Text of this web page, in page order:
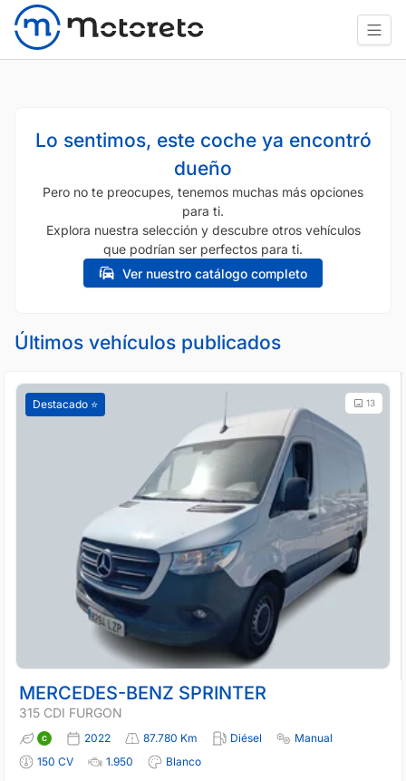
Lo sentimos, este coche ya encontró
dueño
Pero no te preocupes, tenemos muchas más opciones
para ti.
Explora nuestra selección y descubre otros vehículos
que podrían ser perfectos para ti.
Ver nuestro catálogo completo
Últimos vehículos publicados
Destacado ⭐️ 13
MERCEDES-BENZ SPRINTER
315 CDI FURGON
2022 87.780 Km Diésel
Manual
150 CV
1.950 Blanco